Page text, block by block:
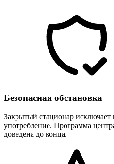
Безопасная обстановка
Закрытый стационар исключает
употребление. Программа
доведена до конца.